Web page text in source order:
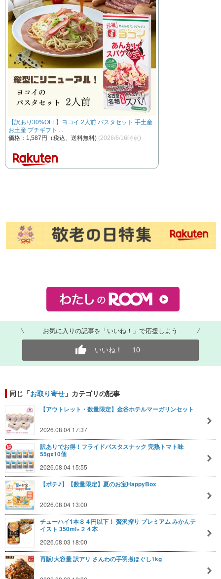
【訳あり30%OFF】ヨコイ 2人前 パスタセット 手土産
お土産 プチギフト ...
価格：1,587円（税込、送料無料) (2026/6/16時点)
お気に入りの記事を「いいね！」で応援しよう
いいね！ 10
同じ「お取り寄せ 」カテゴリの記事
【アウトレット・数量限定】金谷ホテルマーガリンセット
2026.08.04 17:37
訳ありでお得！フライドパスタスナック 完熟トマト味
55gx10個
2026.08.04 15:55
【ポチ♪】【数量限定】夏のお宝HappyBox
2026.08.04 13:00
チューハイ1本８４円以下！ 贅沢搾り プレミアム みかんテ
イスト 350ml×２４本
2026.08.03 18:00
再販!大容量 訳アリ さんわの手羽煮ほぐし1kg